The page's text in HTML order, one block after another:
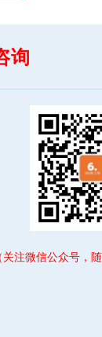
询
（关注微信公众号，